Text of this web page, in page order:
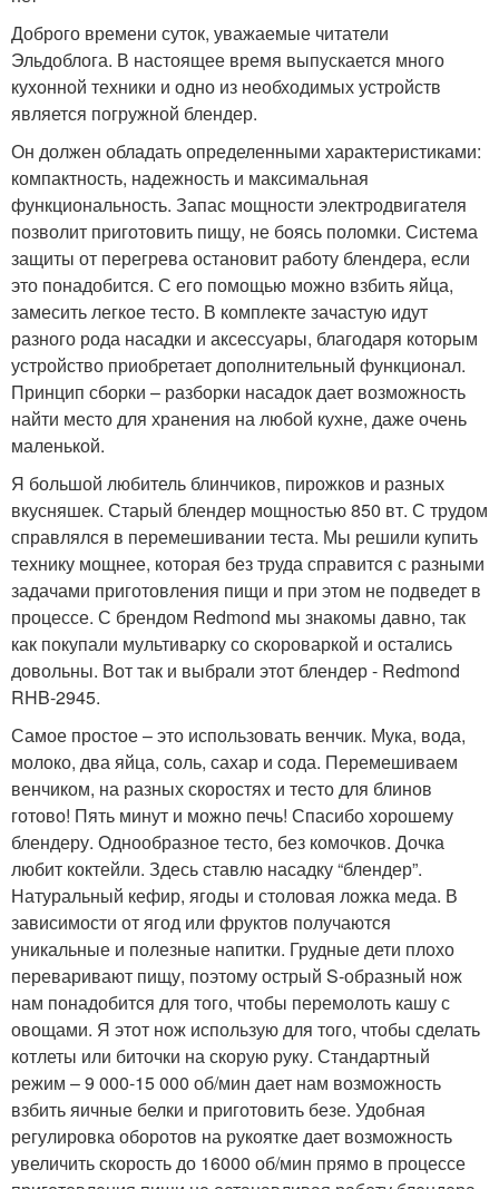
Доброго времени суток, уважаемые читатели
Эльдоблога. В настоящее время выпускается много
кухонной техники и одно из необходимых устройств
является погружной блендер.
Он должен обладать определенными характеристиками:
компактность, надежность и максимальная
функциональность. Запас мощности электродвигателя
позволит приготовить пищу, не боясь поломки. Система
защиты от перегрева остановит работу блендера, если
это понадобится. С его помощью можно взбить яйца,
замесить легкое тесто. В комплекте зачастую идут
разного рода насадки и аксессуары, благодаря которым
устройство приобретает дополнительный функционал.
Принцип сборки – разборки насадок дает возможность
найти место для хранения на любой кухне, даже очень
маленькой.
Я большой любитель блинчиков, пирожков и разных
вкусняшек. Старый блендер мощностью 850 вт. С трудом
справлялся в перемешивании теста. Мы решили купить
технику мощнее, которая без труда справится с разными
задачами приготовления пищи и при этом не подведет в
процессе. С брендом Redmond мы знакомы давно, так
как покупали мультиварку со скороваркой и остались
довольны. Вот так и выбрали этот блендер - Redmond
RHB-2945.
Самое простое – это использовать венчик. Мука, вода,
молоко, два яйца, соль, сахар и сода. Перемешиваем
венчиком, на разных скоростях и тесто для блинов
готово! Пять минут и можно печь! Спасибо хорошему
блендеру. Однообразное тесто, без комочков. Дочка
любит коктейли. Здесь ставлю насадку “блендер”.
Натуральный кефир, ягоды и столовая ложка меда. В
зависимости от ягод или фруктов получаются
уникальные и полезные напитки. Грудные дети плохо
переваривают пищу, поэтому острый S-образный нож
нам понадобится для того, чтобы перемолоть кашу с
овощами. Я этот нож использую для того, чтобы сделать
котлеты или биточки на скорую руку. Стандартный
режим – 9 000-15 000 об/мин дает нам возможность
взбить яичные белки и приготовить безе. Удобная
регулировка оборотов на рукоятке дает возможность
увеличить скорость до 16000 об/мин прямо в процессе